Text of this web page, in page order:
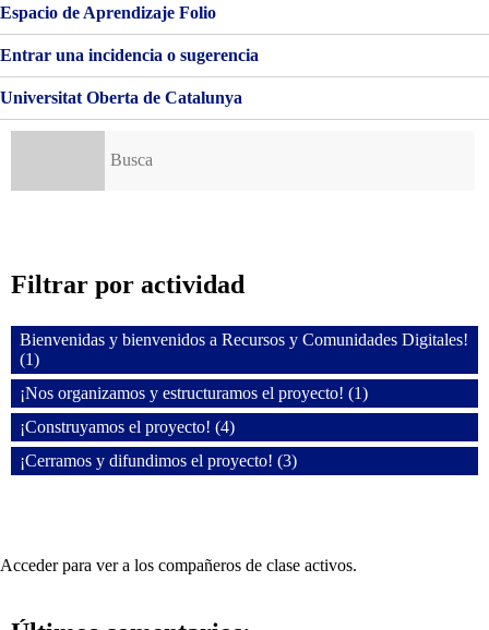
Espacio de Aprendizaje Folio
Entrar una incidencia o sugerencia
Universitat Oberta de Catalunya
Filtrar por actividad
Bienvenidas y bienvenidos a Recursos y Comunidades Digitales!
(1)
¡Nos organizamos y estructuramos el proyecto! (1)
¡Construyamos el proyecto! (4)
¡Cerramos y difundimos el proyecto! (3)
Acceder para ver a los compañeros de clase activos.